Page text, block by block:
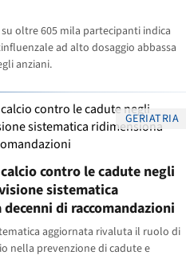
oltre 605 mila partecipanti indica
ad alto dosaggio abbassa
anziani.
GERIATRIA
contro le cadute negli
sistematica
di raccomandazioni
aggiornata rivaluta il ruolo di
nella prevenzione di cadute e